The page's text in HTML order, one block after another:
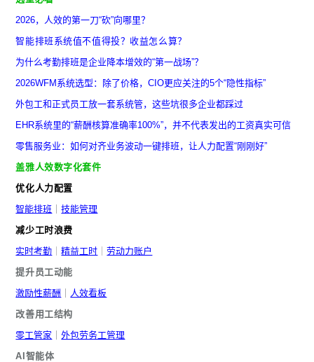
2026，人效的第一刀“砍”向哪里？
智能排班系统值不值得投？收益怎么算？
为什么考勤排班是企业降本增效的“第一战场”？
2026WFM系统选型：除了价格，CIO更应关注的5个“隐性指标”
外包工和正式员工放一套系统管，这些坑很多企业都踩过
EHR系统里的“薪酬核算准确率100%”，并不代表发出的工资真实可信
零售服务业：如何对齐业务波动一键排班，让人力配置“刚刚好”
盖雅人效数字化套件
优化人力配置
智能排班 ｜技能管理
减少工时浪费
实时考勤 ｜精益工时 ｜劳动力账户
提升员工动能
激励性薪酬
人效看板
改善用工结构
零工管家 ｜外包劳务工管理
AI智能体